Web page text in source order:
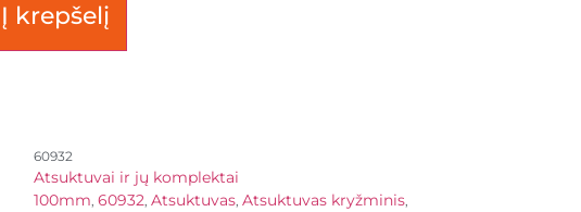
Į krepšelį
60932
Atsuktuvai ir jų komplektai
100mm, 60932, Atsuktuvas, Atsuktuvas kryžminis,